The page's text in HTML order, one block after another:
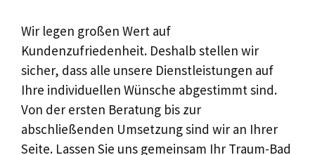
Wir legen großen Wert auf
Kundenzufriedenheit. Deshalb stellen wir
sicher, dass alle unsere Dienstleistungen auf
Ihre individuellen Wünsche abgestimmt sind.
Von der ersten Beratung bis zur
abschließenden Umsetzung sind wir an Ihrer
Seite. Lassen Sie uns gemeinsam Ihr Traum-Bad